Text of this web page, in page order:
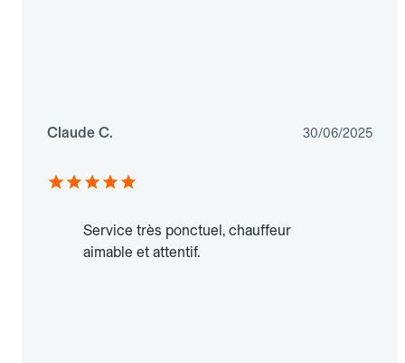
Claude C. 30/06/2025
Service très ponctuel, chauffeur
aimable et attentif.